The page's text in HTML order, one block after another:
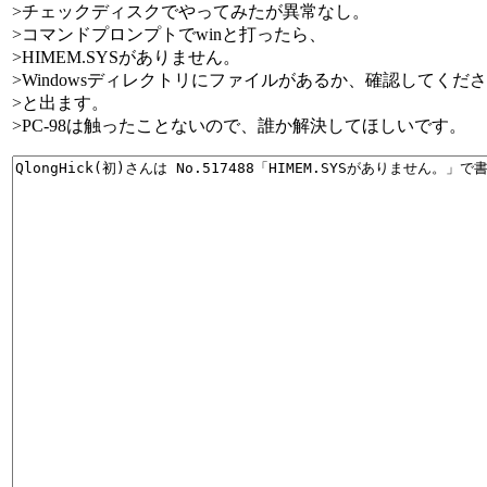
>チェックディスクでやってみたが異常なし。
>コマンドプロンプトでwinと打ったら、
>HIMEM.SYSがありません。
>Windowsディレクトリにファイルがあるか、確認してくだ
>と出ます。
>PC-98は触ったことないので、誰か解決してほしいです。